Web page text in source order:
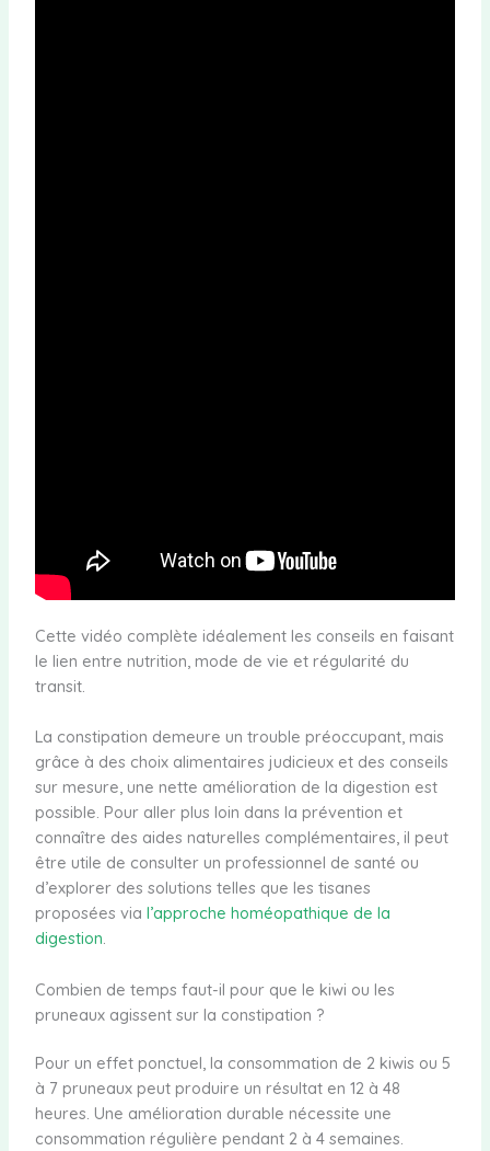
Cette vidéo complète idéalement les conseils en faisant
le lien entre nutrition, mode de vie et régularité du
transit.
La constipation demeure un trouble préoccupant, mais
grâce à des choix alimentaires judicieux et des conseils
sur mesure, une nette amélioration de la digestion est
possible. Pour aller plus loin dans la prévention et
connaître des aides naturelles complémentaires, il peut
être utile de consulter un professionnel de santé ou
d’explorer des solutions telles que les tisanes
proposées via l’approche homéopathique de la
digestion.
Combien de temps faut-il pour que le kiwi ou les
pruneaux agissent sur la constipation ?
Pour un effet ponctuel, la consommation de 2 kiwis ou 5
à 7 pruneaux peut produire un résultat en 12 à 48
heures. Une amélioration durable nécessite une
consommation régulière pendant 2 à 4 semaines.